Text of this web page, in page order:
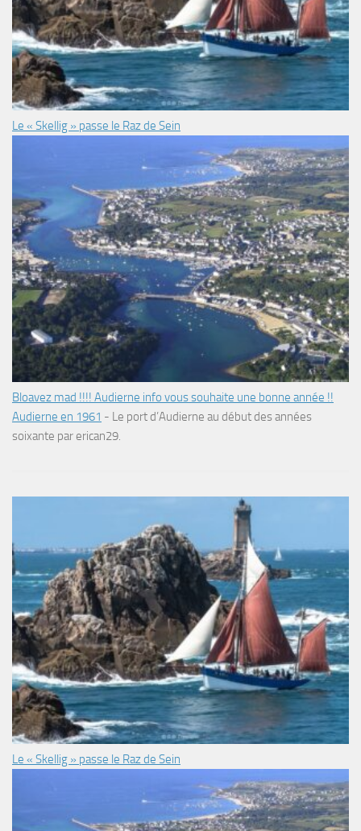
Le « Skellig » passe le Raz de Sein
Bloavez mad !!!! Audierne info vous souhaite une bonne année !!
Audierne en 1961 - Le port d’Audierne au début des années
soixante par erican29.
Le « Skellig » passe le Raz de Sein